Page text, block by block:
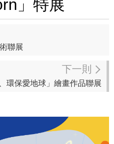
」特展
聯展
下一則
環保愛地球」繪畫作品聯展